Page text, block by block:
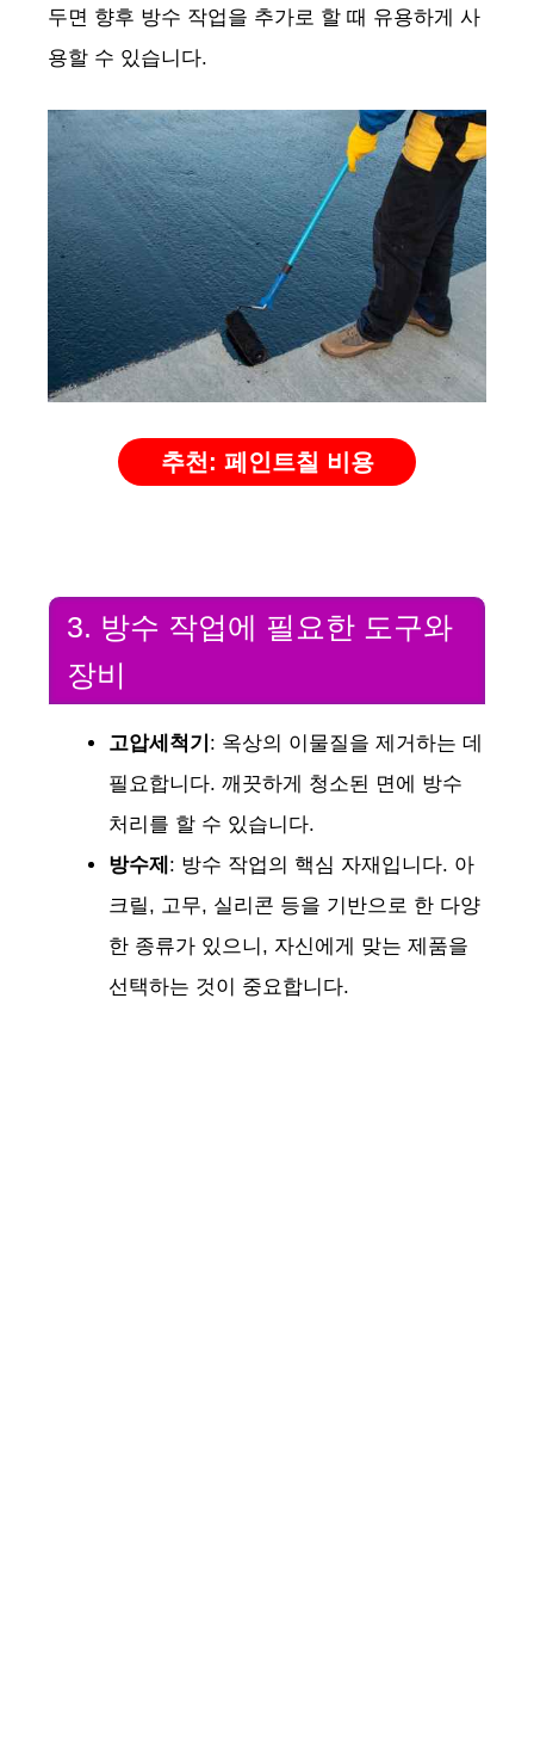
e
o
두면 향후 방수 작업을 추가로 할 때 유용하게 사
용할 수 있습니다.
추천: 페인트칠 비용
3. 방수 작업에 필요한 도구와
장비
고압세척기 : 옥상의 이물질을 제거하는 데
필요합니다. 깨끗하게 청소된 면에 방수
처리를 할 수 있습니다.
방수제 : 방수 작업의 핵심 자재입니다. 아
크릴, 고무, 실리콘 등을 기반으로 한 다양
한 종류가 있으니, 자신에게 맞는 제품을
선택하는 것이 중요합니다.